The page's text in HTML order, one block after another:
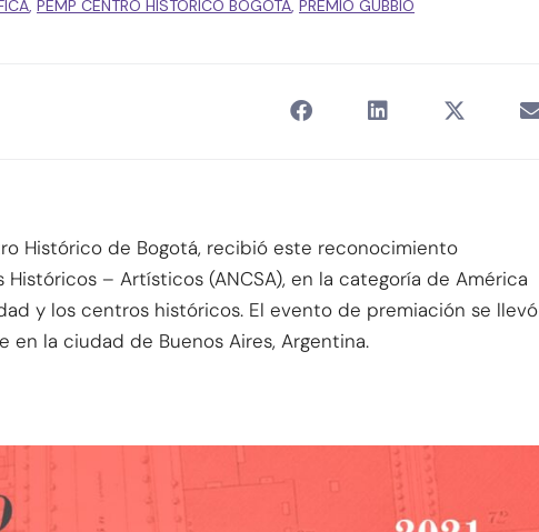
, PEMP CENTRO HISTÓRICO BOGOTÁ, PREMIO GUBBIO
Histórico de Bogotá, recibió este reconocimiento
– Artísticos (ANCSA), en la categoría de América
y los centros históricos. El evento de premiación se llevó
la ciudad de Buenos Aires, Argentina.